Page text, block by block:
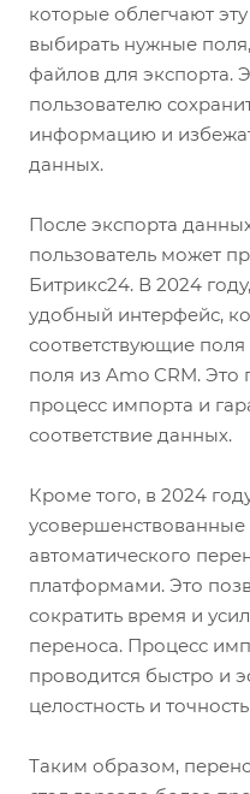
которые облегчают
выбирать нужные
файлов для экспорта.
пользователю
информацию и
данных.
После экспорта
пользователь может
Битрикс24. В 2024
удобный интерфейс,
соответствующие
поля из Amo CRM. Это
процесс импорта и
соответствие данных.
Кроме того, в 2024
автоматического
платформами. Это
сократить время и
переноса. Процесс
проводится быстро и
целостность и
Таким образом,